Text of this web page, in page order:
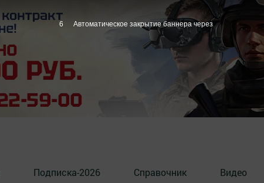
Подписка-2026 Справочник Видео
5 Автоматическое закрытие баннера через